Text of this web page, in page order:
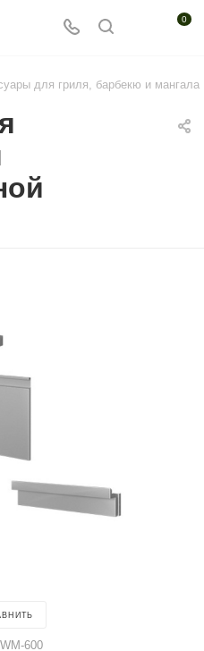
0
для гриля, барбекю и мангала
600